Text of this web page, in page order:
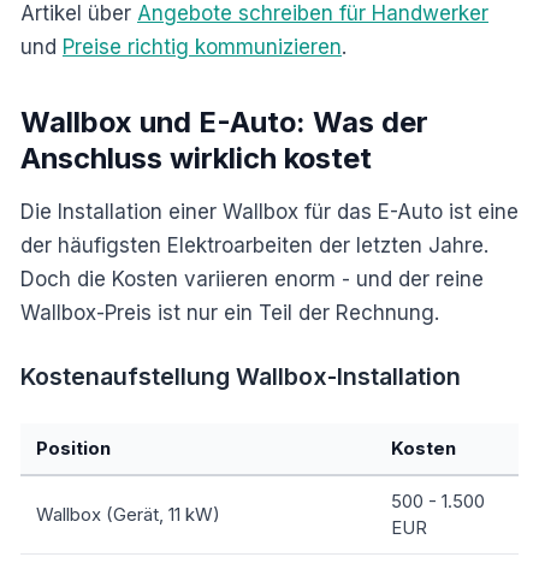
Artikel über Angebote schreiben für Handwerker
und Preise richtig kommunizieren.
Wallbox und E-Auto: Was der
Anschluss wirklich kostet
Die Installation einer Wallbox für das E-Auto ist eine
der häufigsten Elektroarbeiten der letzten Jahre.
Doch die Kosten variieren enorm - und der reine
Wallbox-Preis ist nur ein Teil der Rechnung.
Kostenaufstellung Wallbox-Installation
Position Kosten
Wallbox (Gerät, 11 kW)
500 - 1.500
EUR